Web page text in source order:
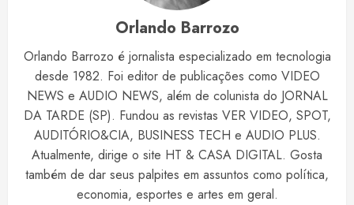
Orlando Barrozo
Orlando Barrozo é jornalista especializado em tecnologia
desde 1982. Foi editor de publicações como VIDEO
NEWS e AUDIO NEWS, além de colunista do JORNAL
DA TARDE (SP). Fundou as revistas VER VIDEO, SPOT,
AUDITÓRIO&CIA, BUSINESS TECH e AUDIO PLUS.
Atualmente, dirige o site HT & CASA DIGITAL. Gosta
também de dar seus palpites em assuntos como política,
economia, esportes e artes em geral.